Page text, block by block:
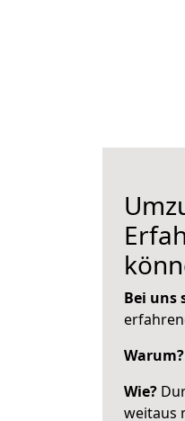
Bei uns
Warum?
Wie?
weitaus